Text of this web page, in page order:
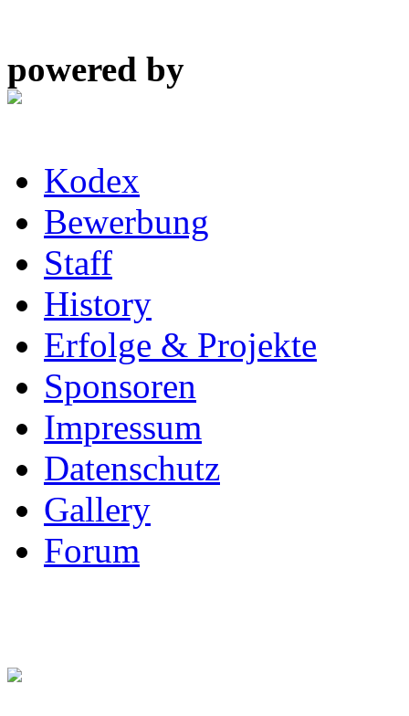
powered by
Kodex
Bewerbung
Staff
History
Erfolge & Projekte
Sponsoren
Impressum
Datenschutz
Gallery
Forum